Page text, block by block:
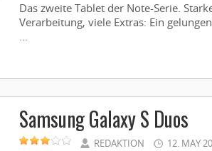
Das zweite Tablet der Note-Serie.
Verarbeitung, viele Extras: Ein
...
Samsung Galaxy S Duos
REDAKTION 12. MAY